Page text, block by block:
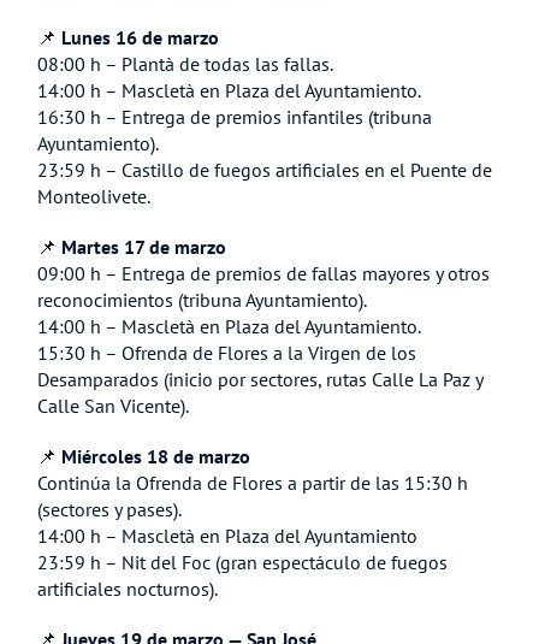
📌 Lunes 16 de marzo
08:00 h – Plantà de todas las fallas.
14:00 h – Mascletà en Plaza del Ayuntamiento.
16:30 h – Entrega de premios infantiles (tribuna
Ayuntamiento).
23:59 h – Castillo de fuegos artificiales en el Puente de
Monteolivete.
📌 Martes 17 de marzo
09:00 h – Entrega de premios de fallas mayores y otros
reconocimientos (tribuna Ayuntamiento).
14:00 h – Mascletà en Plaza del Ayuntamiento.
15:30 h – Ofrenda de Flores a la Virgen de los
Desamparados (inicio por sectores, rutas Calle La Paz y
Calle San Vicente).
📌 Miércoles 18 de marzo
Continúa la Ofrenda de Flores a partir de las 15:30 h
(sectores y pases).
14:00 h – Mascletà en Plaza del Ayuntamiento
23:59 h – Nit del Foc (gran espectáculo de fuegos
artificiales nocturnos).
📌Jueves 19 de marzo — San José